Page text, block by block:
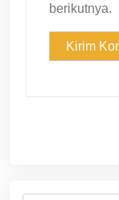
berikutnya.